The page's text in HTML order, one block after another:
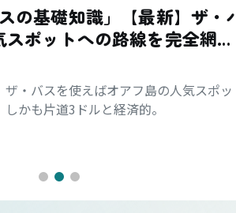
の基礎知識」【最新】ザ・
ポットへの路線を完全網
ザ・バスを使えばオアフ島の人気スポ
かも片道3ドルと経済的。